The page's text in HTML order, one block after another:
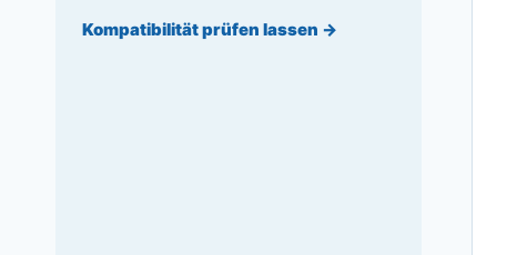
Kompatibilität prüfen lassen →